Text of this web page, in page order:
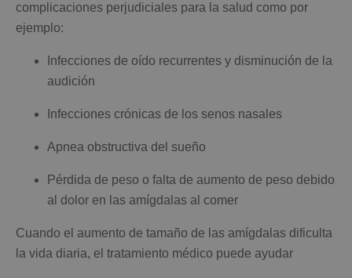
complicaciones perjudiciales para la salud como por
ejemplo:
Infecciones de oído recurrentes y disminución de la
audición
Infecciones crónicas de los senos nasales
Apnea obstructiva del sueño
Pérdida de peso o falta de aumento de peso debido
al dolor en las amígdalas al comer
Cuando el aumento de tamaño de las amígdalas dificulta
la vida diaria, el tratamiento médico puede ayudar